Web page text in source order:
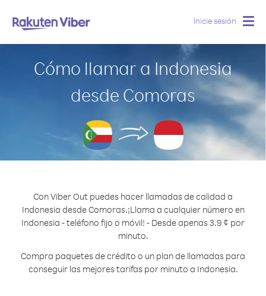
Inicie sesión
Cómo llamar a Indonesia
desde Comoras
Con Viber Out puedes hacer llamadas de calidad a
Indonesia desde Comoras.¡Llama a cualquier número en
Indonesia - teléfono fijo o móvil! - Desde apenas 3.9 ¢ por
minuto.
Compra paquetes de crédito o un plan de llamadas para
conseguir las mejores tarifas por minuto a Indonesia.